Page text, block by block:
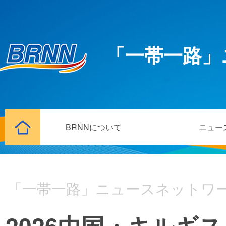
「一帯一路
BRNNについて ニュー
「一帯一路」ニュースネットワ